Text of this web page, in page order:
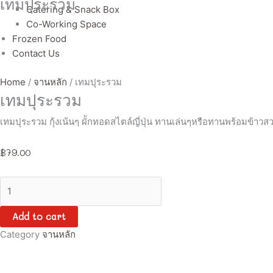
Catering & Snack Box
Co-Working Space
Frozen Food
Contact Us
เทมปุระรวม
Home / จานหลัก / เทมปุระรวม
เทมปุระรวม
เทมปุระรวม กุ้งเน้นๆ ผัักทอดสไตล์ญี่ปุ่น ทานเล่นๆหรือทานพร้อมข้าว
฿79.00
Add to cart
Category จานหลัก